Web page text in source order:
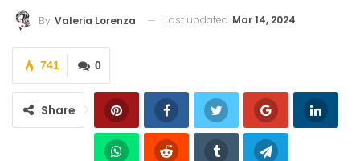
By Valeria Lorenza Last updated Mar 14, 2024
0
741
Share